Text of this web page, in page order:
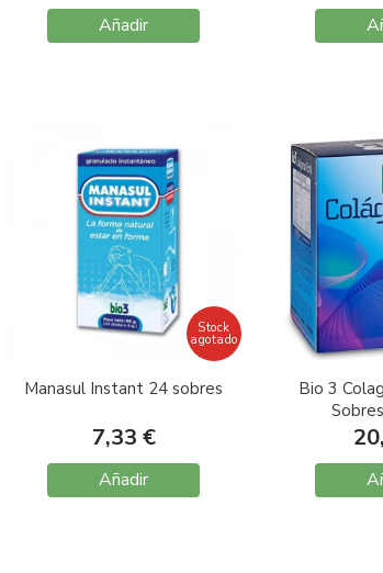
Añadir
Stock
agotado
Manasul Instant 24 sobres
7,33 €
Añadir
Bio 3